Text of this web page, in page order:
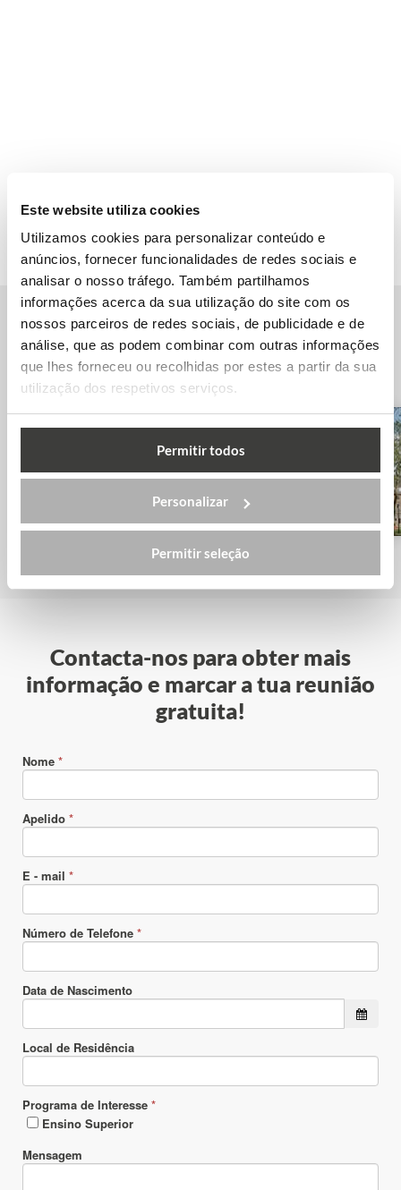
Este website utiliza cookies
Utilizamos cookies para personalizar conteúdo e
anúncios, fornecer funcionalidades de redes sociais e
analisar o nosso tráfego. Também partilhamos
informações acerca da sua utilização do site com os
nossos parceiros de redes sociais, de publicidade e de
análise, que as podem combinar com outras informações
que lhes forneceu ou recolhidas por estes a partir da sua
utilização dos respetivos serviços.
Permitir todos
Personalizar
Permitir seleção
Outras Universidades na Holanda
Sciences
Contacta-nos para obter mais
informação e marcar a tua reunião
gratuita!